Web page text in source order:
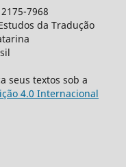
7968
da Tradução
seus textos sob a
4.0 Internacional